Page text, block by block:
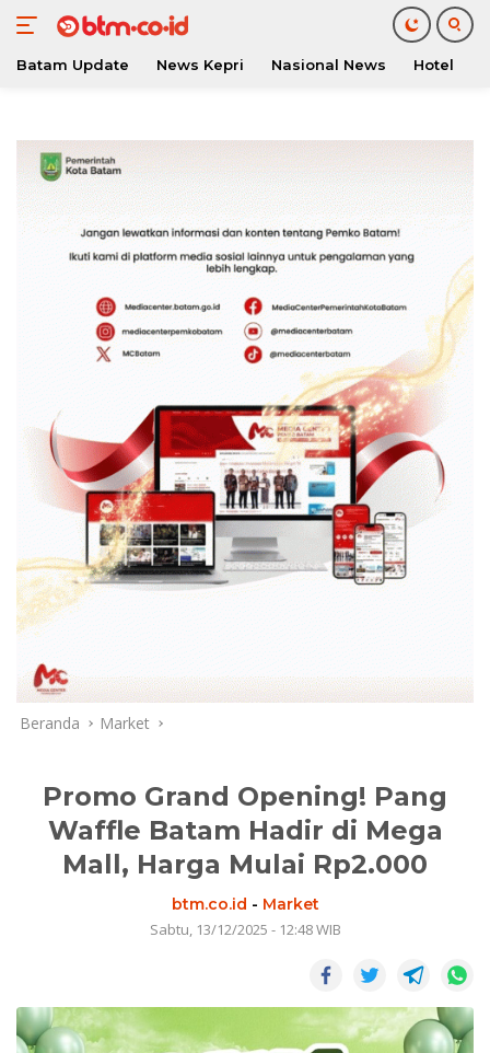
konten
Batam Update News Kepri Nasional News Hotel
Beranda Market
Promo Grand Opening! Pang
Waffle Batam Hadir di Mega
Mall, Harga Mulai Rp2.000
btm.co.id - Market
Sabtu, 13/12/2025 - 12:48 WIB